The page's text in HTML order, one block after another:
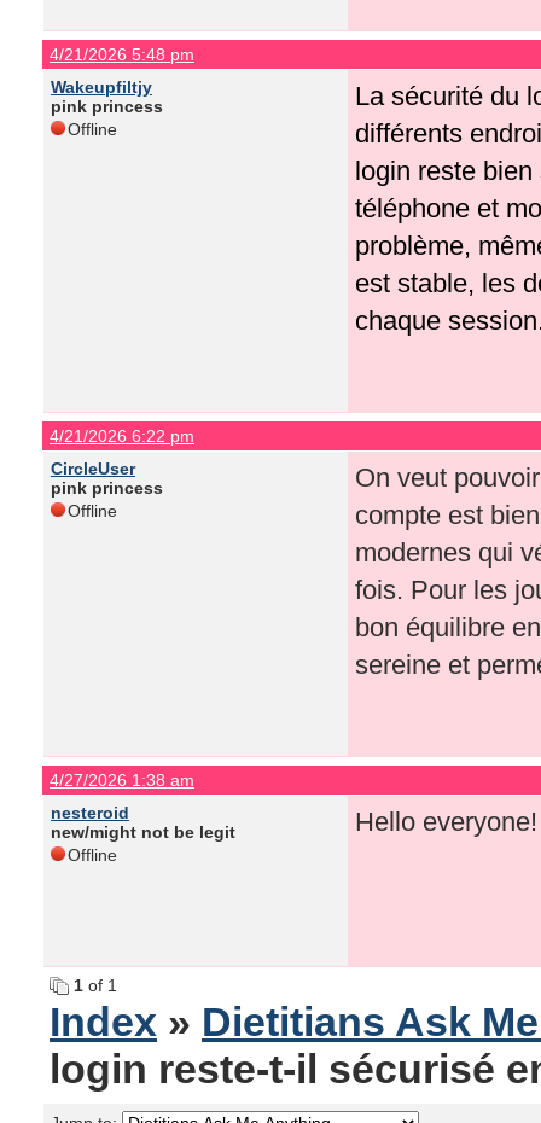
4/21/2026 5:48 pm
Wakeupfiltjy
pink princess
Offline
La sécurité du
différents
login reste bien
téléphone et
problème,
est stable, les
chaque
4/21/2026 6:22 pm
CircleUser
pink princess
Offline
On veut
compte est
modernes qui
fois. Pour les
bon équilibre
sereine et
4/27/2026 1:38 am
nesteroid
new/might not be legit
Offline
Hello everyone!
1 of 1
Index » Dietitians Ask
login reste-t-il sécurisé